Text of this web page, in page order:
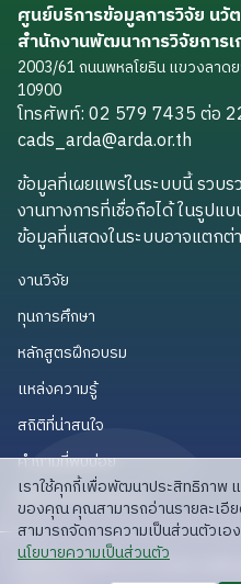
ศูนย์บริการข้อมูลการวิจัย นวั
สำนักงานพัฒนาการวิจัยการ
2003/61 ถนนพหลโยธิน แขวงลาด
10900
โทรศัพท์: 02 579 7435 ต่อ
cads_arda@arda.or.th
ข้อมูลที่เผยแพร่ในระบบนี้ รวบ
งานทางการที่เชื่อถือได้ ในรูป
ข้อมูลที่แสดงในระบบอาจแตกต่
งานวิจัย
ทุนการศึกษา
หลักสูตรฝึกอบรม
แหล่งความรู้แหล่งความรู้
สถิติที่น่าสนใจ
คำถามที่พบบ่อยคำถามที่พบบ่อย
API สำหรับนักพัฒนาAPI สำหรับนั
ลิขสิทธิ์ © 2025 สวก: สำนักงานพัฒน
เราใช้คุกกี้เพื่อพัฒนาประสิทธิภาพ
ของคุณ คุณสามารถอ่านรายละเอีย
สามารถจัดการความเป็นส่วนตัวเอ
read privacy policy
นโยบายความเป็นส่วนตัว